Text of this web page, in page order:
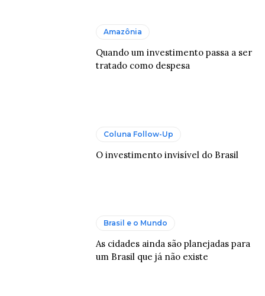
Amazônia
Quando um investimento passa a ser
tratado como despesa
Coluna Follow-Up
O investimento invisível do Brasil
Brasil e o Mundo
As cidades ainda são planejadas para
um Brasil que já não existe